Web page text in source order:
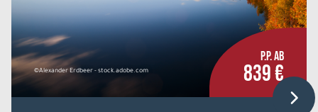
©Alexander Erdbeer - stock.adobe.com
P.P. AB
839 €